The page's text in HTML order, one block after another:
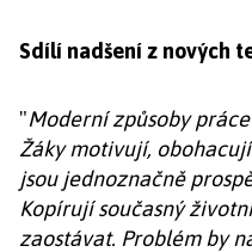
Sdílí nadšení z nových
"Moderní způsoby
Žáky motivují,
jsou jednoznačně
Kopírují současný
zaostávat. Problém by